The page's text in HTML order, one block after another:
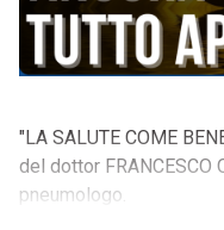
"LA SALUTE COME
del dottor FRANCESCO
pneumologo.